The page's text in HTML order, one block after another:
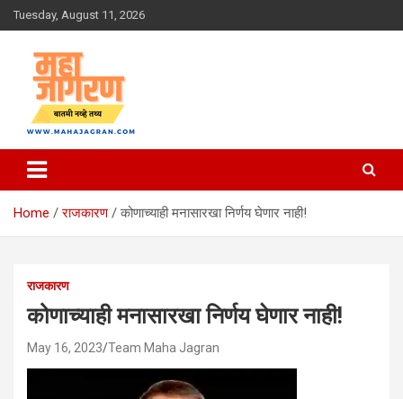
Skip
to
Tuesday, August 11, 2026
महा जागरण
Home राजकारण कोणाच्याही मनासारखा निर्णय घेणार नाही!
राजकारण
कोणाच्याही मनासारखा निर्णय घेणार नाही!
May 16, 2023 Team Maha Jagran